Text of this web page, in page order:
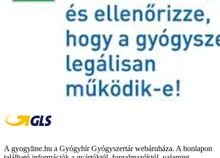
A gyogyline.hu a Gyógyhír Gyógyszertár webáruháza. A honlapon